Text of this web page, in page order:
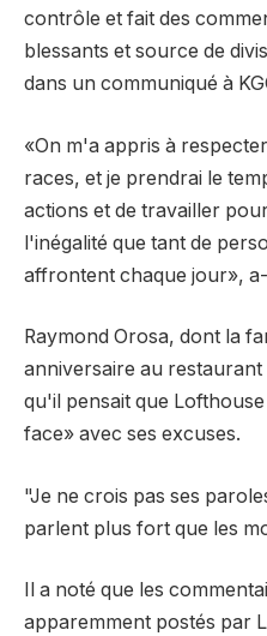
contrôle et fait des
blessants et source de
dans un communiqué à
«On m'a appris à
races, et je prendrai le
actions et de travailler
l'inégalité que tant de
affrontent chaque jour»,
Raymond Orosa, dont la
anniversaire au restaurant
qu'il pensait que
face» avec ses excuses.
"Je ne crois pas ses
parlent plus fort que les
Il a noté que les
apparemment postés par